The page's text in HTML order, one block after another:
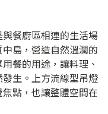
餐廚區相連的生活場
島，營造自然溫潤的
餐的用途，讓料理、
生。上方流線型吊燈
點，也讓整體空間在